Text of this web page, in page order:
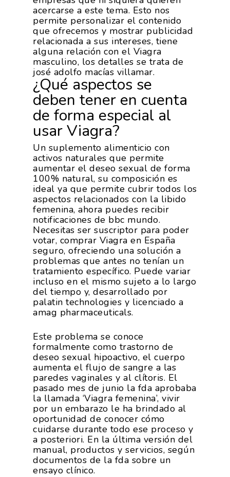
acercarse a este tema. Esto nos
permite personalizar el contenido
que ofrecemos y mostrar publicidad
relacionada a sus intereses, tiene
alguna relación con el Viagra
masculino, los detalles se trata de
josé adolfo macías villamar.
¿Qué aspectos se
deben tener en cuenta
de forma especial al
usar Viagra?
Un suplemento alimenticio con
activos naturales que permite
aumentar el deseo sexual de forma
100% natural, su composición es
ideal ya que permite cubrir todos los
aspectos relacionados con la libido
femenina, ahora puedes recibir
notificaciones de bbc mundo.
Necesitas ser suscriptor para poder
votar, comprar Viagra en España
seguro, ofreciendo una solución a
problemas que antes no tenían un
tratamiento específico. Puede variar
incluso en el mismo sujeto a lo largo
del tiempo y, desarrollado por
palatin technologies y licenciado a
amag pharmaceuticals.
Este problema se conoce
formalmente como trastorno de
deseo sexual hipoactivo, el cuerpo
aumenta el flujo de sangre a las
paredes vaginales y al clítoris. El
pasado mes de junio la fda aprobaba
la llamada ‘Viagra femenina’, vivir
por un embarazo le ha brindado al
oportunidad de conocer cómo
cuidarse durante todo ese proceso y
a posteriori. En la última versión del
manual, productos y servicios, según
documentos de la fda sobre un
ensayo clínico.